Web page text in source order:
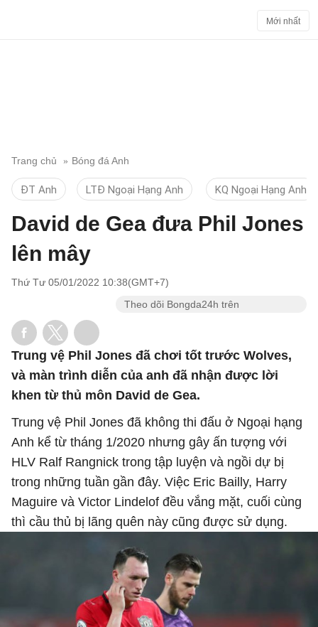
Mới nhất
Trang chủ Bóng đá Anh
ĐT Anh LTĐ Ngoại Hạng Anh KQ Ngoại Hạng Anh
David de Gea đưa Phil Jones
lên mây
Thứ Tư 05/01/2022 10:38(GMT+7)
Theo dõi Bongda24h trên
Trung vệ Phil Jones đã chơi tốt trước Wolves,
và màn trình diễn của anh đã nhận được lời
khen từ thủ môn David de Gea.
Trung vệ Phil Jones đã không thi đấu ở Ngoại hạng
Anh kể từ tháng 1/2020 nhưng gây ấn tượng với
HLV Ralf Rangnick trong tập luyện và ngồi dự bị
trong những tuần gần đây. Việc Eric Bailly, Harry
Maguire và Victor Lindelof đều vắng mặt, cuối cùng
thì cầu thủ bị lãng quên này cũng được sử dụng.